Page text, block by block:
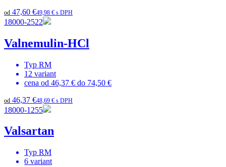
od 47,60 €49,98 € s DPH
18000-2522
Valnemulin-HCl
Typ RM
12 variant
cena od 46,37 € do 74,50 €
od 46,37 €48,69 € s DPH
18000-1255
Valsartan
Typ RM
6 variant